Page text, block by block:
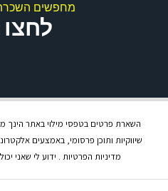
מחפשים השכרת
לחצו
השארת פרטים בטפסי מילוי באתר הינך
מדיניות הפרטיות . ידוע לי שאני